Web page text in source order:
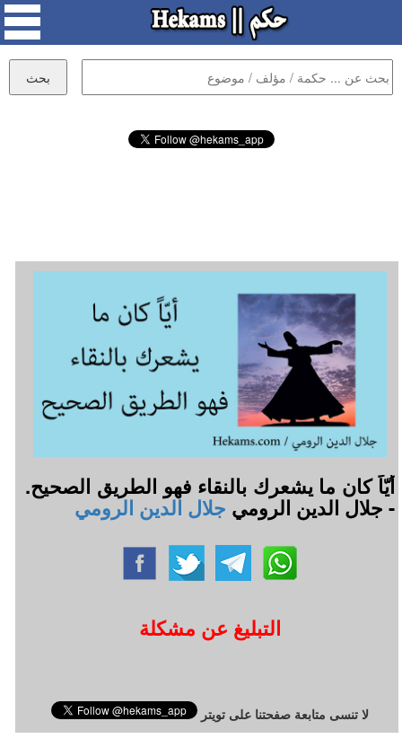
أيّاً كان ما يشعرك بالنقاء فهو الطريق الصحيح.
- جلال الدين الرومي جلال الدين الرومي
التبليغ عن مشكلة
لا تنسى متابعة صفحتنا على تويتر